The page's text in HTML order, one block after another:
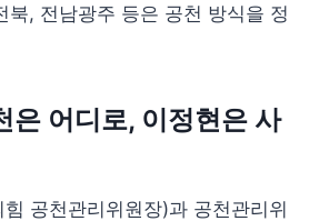
북, 전남광주 등은 공천 방식을 정
은 어디로, 이정현은 사
공천관리위원장)과 공천관리위